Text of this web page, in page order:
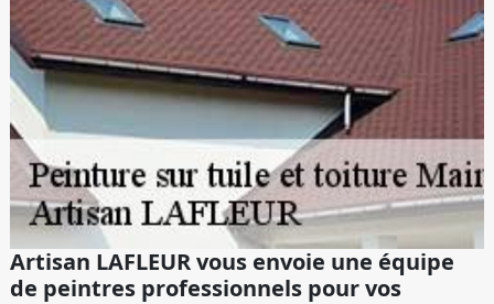
Artisan LAFLEUR vous envoie une équipe
de peintres professionnels pour vos